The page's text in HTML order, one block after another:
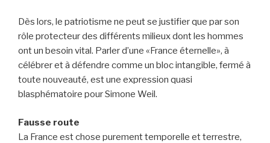
Dès lors, le patriotisme ne peut se justifier que par son
rôle protecteur des différents milieux dont les hommes
ont un besoin vital. Parler d’une «France éternelle», à
célébrer et à défendre comme un bloc intangible, fermé à
toute nouveauté, est une expression quasi
blasphématoire pour Simone Weil.
Fausse route
La France est chose purement temporelle et terrestre,